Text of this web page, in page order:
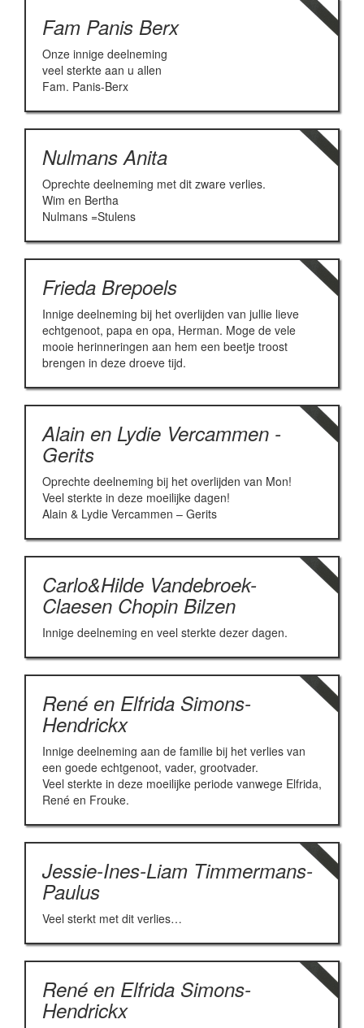
Fam Panis Berx
Onze innige deelneming
veel sterkte aan u allen
Fam. Panis-Berx
Nulmans Anita
Oprechte deelneming met dit zware verlies.
Wim en Bertha
Nulmans =Stulens
Frieda Brepoels
Innige deelneming bij het overlijden van jullie lieve
echtgenoot, papa en opa, Herman. Moge de vele
mooie herinneringen aan hem een beetje troost
brengen in deze droeve tijd.
Alain en Lydie Vercammen -
Gerits
Oprechte deelneming bij het overlijden van Mon!
Veel sterkte in deze moeilijke dagen!
Alain & Lydie Vercammen – Gerits
Carlo&Hilde Vandebroek-
Claesen Chopin Bilzen
Innige deelneming en veel sterkte dezer dagen.
René en Elfrida Simons-
Hendrickx
Innige deelneming aan de familie bij het verlies van
een goede echtgenoot, vader, grootvader.
Veel sterkte in deze moeilijke periode vanwege Elfrida,
René en Frouke.
Jessie-Ines-Liam Timmermans-
Paulus
Veel sterkt met dit verlies…
René en Elfrida Simons-
Hendrickx